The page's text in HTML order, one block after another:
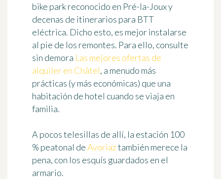
bike park reconocido en Pré-la-Joux y
decenas de itinerarios para BTT
eléctrica. Dicho esto, es mejor instalarse
al pie de los remontes. Para ello, consulte
sin demora Las mejores ofertas de
alquiler en Châtel, a menudo más
prácticas (y más económicas) que una
habitación de hotel cuando se viaja en
familia.
A pocos telesillas de allí, la estación 100
% peatonal deAvoriaztambién merece la
pena, con los esquís guardados en el
armario.